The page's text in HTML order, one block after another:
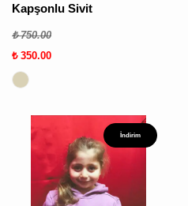
Kapşonlu Sivit
₺ 750.00
₺ 350.00
İndirim